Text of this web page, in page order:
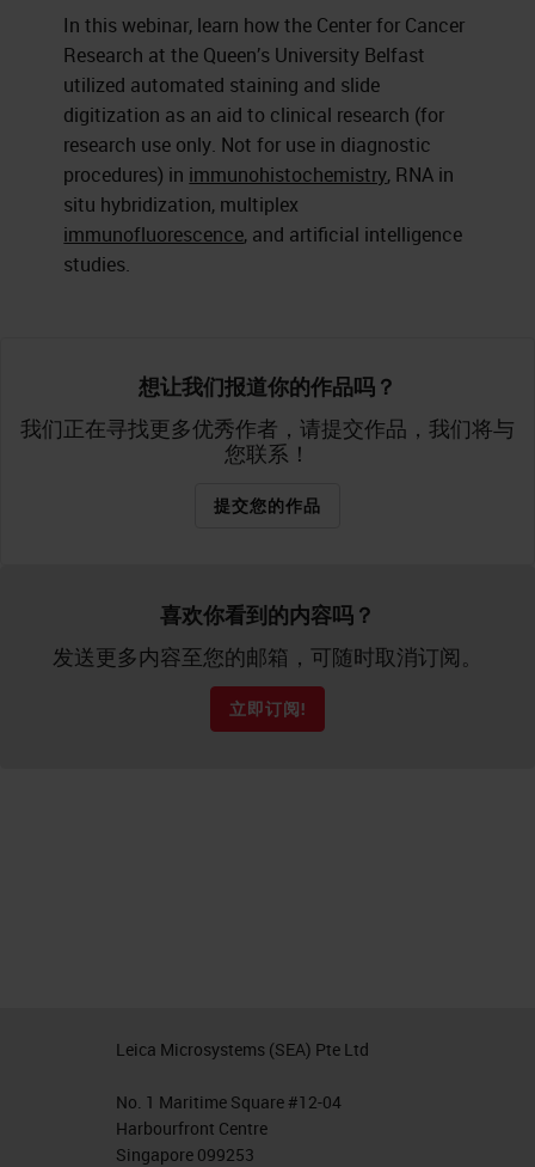
In this webinar, learn how the Center for Cancer
Research at the Queen’s University Belfast
utilized automated staining and slide
digitization as an aid to clinical research (for
research use only. Not for use in diagnostic
procedures) in immunohistochemistry, RNA in
situ hybridization, multiplex
immunofluorescence, and artificial intelligence
studies.
想让我们报道你的作品吗？
我们正在寻找更多优秀作者，请提交作品，我们将与
您联系！
提交您的作品
喜欢你看到的内容吗？
发送更多内容至您的邮箱，可随时取消订阅。
立即订阅!
Leica Microsystems (SEA) Pte Ltd
No. 1 Maritime Square #12-04
Harbourfront Centre
Singapore 099253